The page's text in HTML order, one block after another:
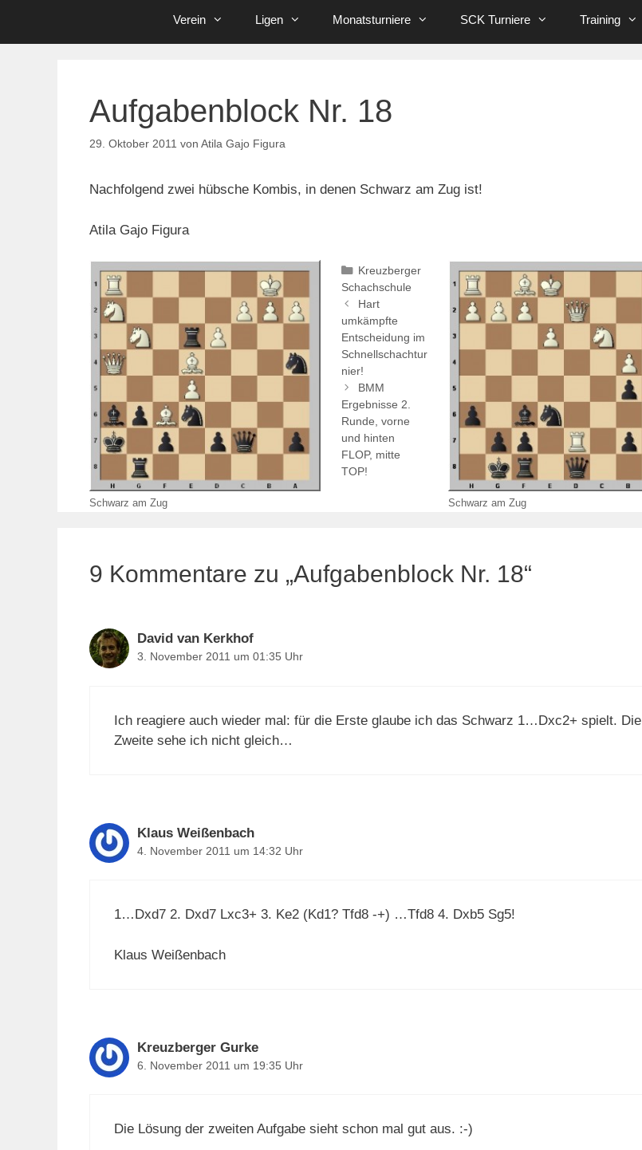
Verein Ligen Monatsturniere SCK Turniere Training
Aufgabenblock Nr. 18
29. Oktober 2011 von Atila Gajo Figura
Nachfolgend zwei hübsche Kombis, in denen Schwarz am Zug ist!
Atila Gajo Figura
Schwarz am Zug Schwarz am Zug
Kategorien
Kreuzberger
Schachschule
Hart
umkämpfte
Entscheidung im
Schnellschachtur
nier!
BMM
Ergebnisse 2.
Runde, vorne
und hinten
FLOP, mitte
TOP!
9 Kommentare zu „Aufgabenblock Nr. 18“
David van Kerkhof
3. November 2011 um 01:35 Uhr
Ich reagiere auch wieder mal: für die Erste glaube ich das Schwarz 1…Dxc2+ spielt. Die
Zweite sehe ich nicht gleich…
Klaus Weißenbach
4. November 2011 um 14:32 Uhr
1…Dxd7 2. Dxd7 Lxc3+ 3. Ke2 (Kd1? Tfd8 -+) …Tfd8 4. Dxb5 Sg5!
Klaus Weißenbach
Kreuzberger Gurke
6. November 2011 um 19:35 Uhr
Die Lösung der zweiten Aufgabe sieht schon mal gut aus. :-)